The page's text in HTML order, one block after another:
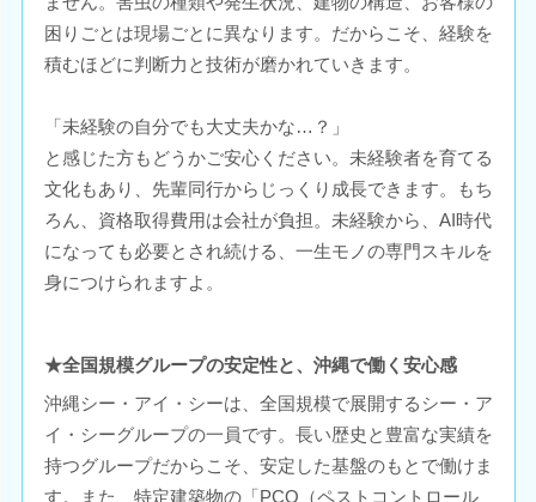
困りごとは現場ごとに異なります。だからこそ、経験を
積むほどに判断力と技術が磨かれていきます。
「未経験の自分でも大丈夫かな…？」
と感じた方もどうかご安心ください。未経験者を育てる
文化もあり、先輩同行からじっくり成長できます。もち
ろん、資格取得費用は会社が負担。未経験から、AI時代
になっても必要とされ続ける、一生モノの専門スキルを
身につけられますよ。
★全国規模グループの安定性と、沖縄で働く安心感
沖縄シー・アイ・シーは、全国規模で展開するシー・ア
イ・シーグループの一員です。長い歴史と豊富な実績を
持つグループだからこそ、安定した基盤のもとで働けま
す。また、特定建築物の「PCO（ペストコントロール